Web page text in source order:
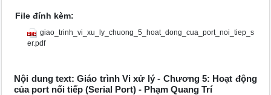
File đính kèm:
giao_trinh_vi_xu_ly_chuong_5_hoat_dong_cua_port_noi_tiep_s
er.pdf
Nội dung text: Giáo trình Vi xử lý - Chương 5: Hoạt động
của port nối tiếp (Serial Port) - Phạm Quang Trí